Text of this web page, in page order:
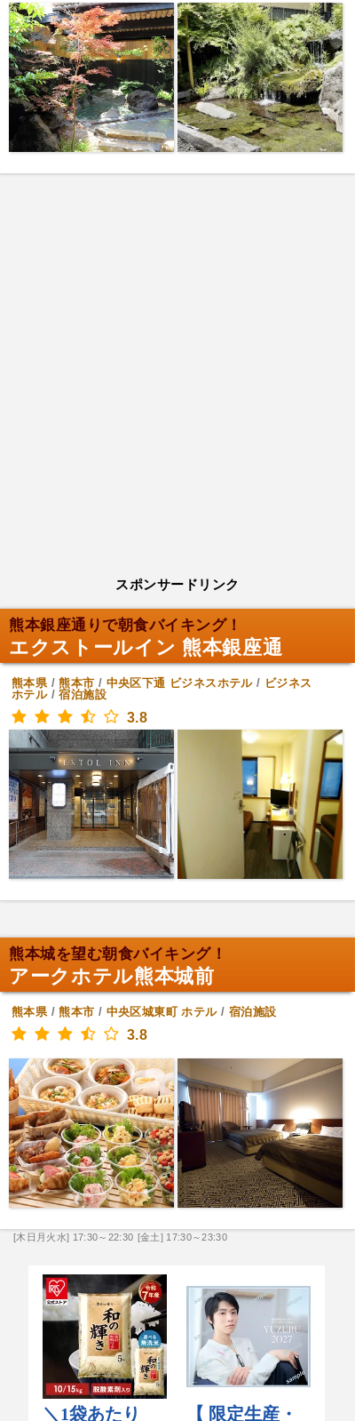
スポンサードリンク
熊本銀座通りで朝食バイキング！
エクストールイン 熊本銀座通
熊本県/熊本市 / 中央区下通 ビジネスホテル/ ビジネス
ホテル/宿泊施設
3.8
熊本城を望む朝食バイキング！
アークホテル熊本城前
熊本県/熊本市 / 中央区城東町 ホテル/ 宿泊施設
3.8
[木日月火水] 17:30～22:30 [金土] 17:30～23:30